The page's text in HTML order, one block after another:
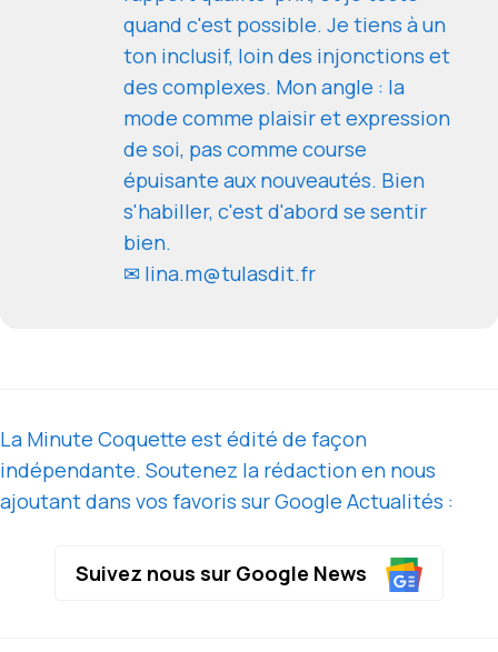
quand c'est possible. Je tiens à un
ton inclusif, loin des injonctions et
des complexes. Mon angle : la
mode comme plaisir et expression
de soi, pas comme course
épuisante aux nouveautés. Bien
s'habiller, c'est d'abord se sentir
bien.
✉ lina.m@tulasdit.fr
La Minute Coquette est édité de façon
indépendante. Soutenez la rédaction en nous
ajoutant dans vos favoris sur Google Actualités :
Suivez nous sur Google News